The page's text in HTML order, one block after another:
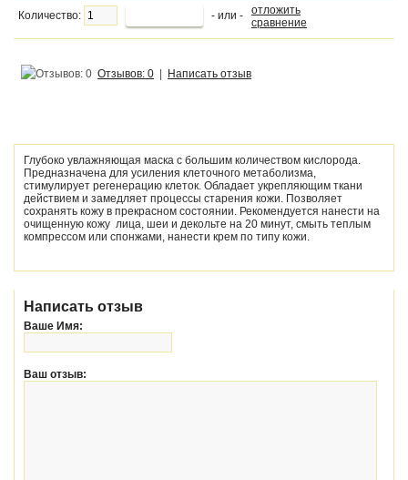
Количество: - или -
отложить
сравнение
Отзывов: 0 Написать отзыв
Глубоко увлажняющая маска с большим количеством кислорода.
Предназначена для усиления клеточного метаболизма,
стимулирует регенерацию клеток. Обладает укрепляющим ткани
действием и замедляет процессы старения кожи. Позволяет
сохранять кожу в прекрасном состоянии. Рекомендуется нанести на
очищенную кожу лица, шеи и декольте на 20 минут, смыть теплым
компрессом или спонжами, нанести крем по типу кожи.
Написать отзыв
Ваше Имя:
Ваш отзыв: